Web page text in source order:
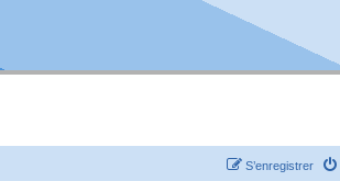
S’enregistrer